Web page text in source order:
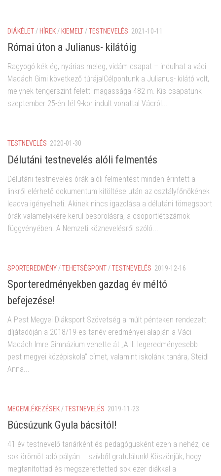
DIÁKÉLET/ HÍREK/ KIEMELT/TESTNEVELÉS 2021-10-11
Római úton a Julianus- kilátóig
Ragyogó kék ég, nyárias meleg, vidám csapat – indulhat a váci
Madách Gimi következő túrája!Célpontunk a Julianus- kilátó volt,
melynek tengerszint feletti magassága 482 m. Kis csapatunk
szeptember 25-én fél 9-kor indult vonattal Vácról...
TESTNEVELÉS 2020-01-30
Délutáni testnevelés alóli felmentés
Délutáni testnevelés órák alóli felmentést minden érintett a
linkről elérhető dokumentum kitöltése után az osztályfőnökének
leadva igényelheti. Akinek nincs igazolása a délutáni tömegsport
órák valamelyikére kerül besorolásra, a csoportlétszámok
függvényében. A Nemzeti köznevelésről szóló...
SPORTEREDMÉNY /TEHETSÉGPONT /TESTNEVELÉS 2019-12-16
Sporteredményekben gazdag év méltó
befejezése!
A Pest Megyei Diáksport Szövetség a múlt pénteken rendezett
díjátadóján a 2018/19-es tanév eredményei alapján a Váci
Madách Imre Gimnázium vehette át „A II. legeredményesebb
pest megyei középiskola” címet, valamint iskolánk tanára, Steidl
Anna...
MEGEMLÉKEZÉSEK /TESTNEVELÉS 2019-11-23
Búcsúzunk Gyula bácsitól!
41 év testnevelő tanárként és pedagógusként ezen a nehéz, de
sok örömöt adó pályán – szívből gratulálunk! Köszönjük, hogy
megtanítottad és megszerettetted sok ezer diákkal a